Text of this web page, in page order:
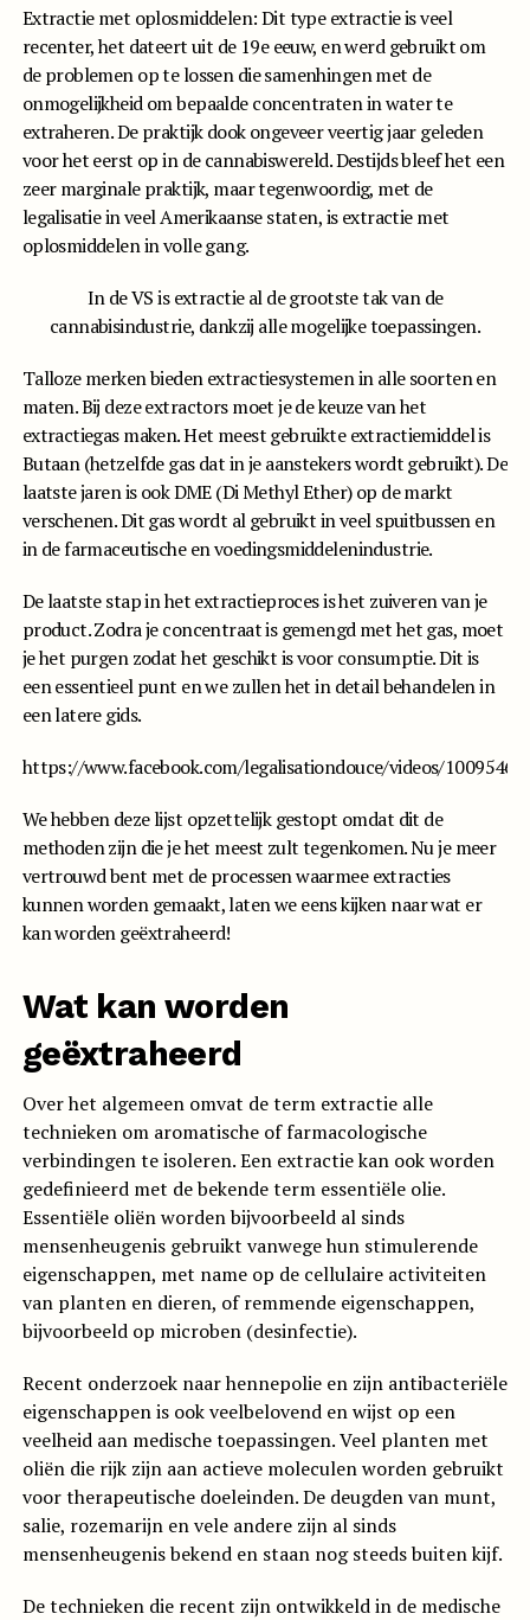
Extractie met oplosmiddelen: Dit type extractie is veel
recenter, het dateert uit de 19e eeuw, en werd gebruikt om
de problemen op te lossen die samenhingen met de
onmogelijkheid om bepaalde concentraten in water te
extraheren. De praktijk dook ongeveer veertig jaar geleden
voor het eerst op in de cannabiswereld. Destijds bleef het een
zeer marginale praktijk, maar tegenwoordig, met de
legalisatie in veel Amerikaanse staten, is extractie met
oplosmiddelen in volle gang.
In de VS is extractie al de grootste tak van de
cannabisindustrie, dankzij alle mogelijke toepassingen.
Talloze merken bieden extractiesystemen in alle soorten en
maten. Bij deze extractors moet je de keuze van het
extractiegas maken. Het meest gebruikte extractiemiddel is
Butaan (hetzelfde gas dat in je aanstekers wordt gebruikt). De
laatste jaren is ook DME (Di Methyl Ether) op de markt
verschenen. Dit gas wordt al gebruikt in veel spuitbussen en
in de farmaceutische en voedingsmiddelenindustrie.
De laatste stap in het extractieproces is het zuiveren van je
product. Zodra je concentraat is gemengd met het gas, moet
je het purgen zodat het geschikt is voor consumptie. Dit is
een essentieel punt en we zullen het in detail behandelen in
een latere gids.
https://www.facebook.com/legalisationdouce/videos/
We hebben deze lijst opzettelijk gestopt omdat dit de
methoden zijn die je het meest zult tegenkomen. Nu je meer
vertrouwd bent met de processen waarmee extracties
kunnen worden gemaakt, laten we eens kijken naar wat er
kan worden geëxtraheerd!
Wat kan worden
geëxtraheerd
Over het algemeen omvat de term extractie alle
technieken om aromatische of farmacologische
verbindingen te isoleren. Een extractie kan ook worden
gedefinieerd met de bekende term essentiële olie.
Essentiële oliën worden bijvoorbeeld al sinds
mensenheugenis gebruikt vanwege hun stimulerende
eigenschappen, met name op de cellulaire activiteiten
van planten en dieren, of remmende eigenschappen,
bijvoorbeeld op microben (desinfectie).
Recent onderzoek naar hennepolie en zijn antibacteriële
eigenschappen is ook veelbelovend en wijst op een
veelheid aan medische toepassingen. Veel planten met
oliën die rijk zijn aan actieve moleculen worden gebruikt
voor therapeutische doeleinden. De deugden van munt,
salie, rozemarijn en vele andere zijn al sinds
mensenheugenis bekend en staan nog steeds buiten kijf.
De technieken die recent zijn ontwikkeld in de medische